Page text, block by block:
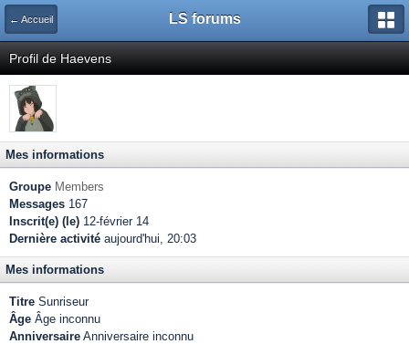
← Accueil LS forums
Profil de Haevens
Mes informations
Groupe Members
Messages 167
Inscrit(e) (le) 12-février 14
Dernière activité aujourd'hui, 20:03
Mes informations
Titre Sunriseur
Âge Âge inconnu
Anniversaire Anniversaire inconnu